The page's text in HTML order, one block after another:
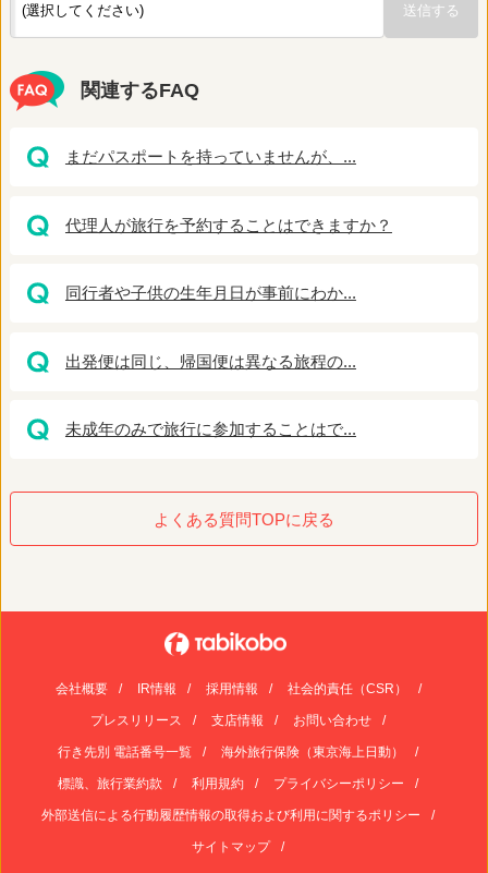
関連するFAQ
まだパスポートを持っていませんが、...
代理人が旅行を予約することはできますか？
同行者や子供の生年月日が事前にわか...
出発便は同じ、帰国便は異なる旅程の...
未成年のみで旅行に参加することはで...
よくある質問TOPに戻る
会社概要 IR情報 採用情報 社会的責任（CSR）
プレスリリース 支店情報 お問い合わせ
行き先別 電話番号一覧 海外旅行保険（東京海上日動）
標識、旅行業約款 利用規約 プライバシーポリシー
外部送信による行動履歴情報の取得および利用に関するポリシー
サイトマップ